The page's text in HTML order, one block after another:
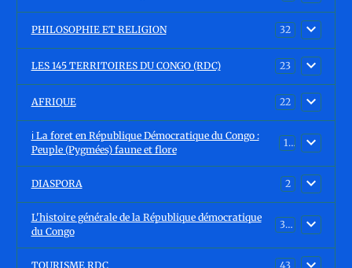
PHILOSOPHIE ET RELIGION 32
LES 145 TERRITOIRES DU CONGO (RDC) 23
AFRIQUE 22
ℹ️ La foret en République Démocratique du Congo :
Peuple (Pygmées) faune et flore
15
DIASPORA 2
L'histoire générale de la République démocratique
du Congo
30
TOURISME RDC 43